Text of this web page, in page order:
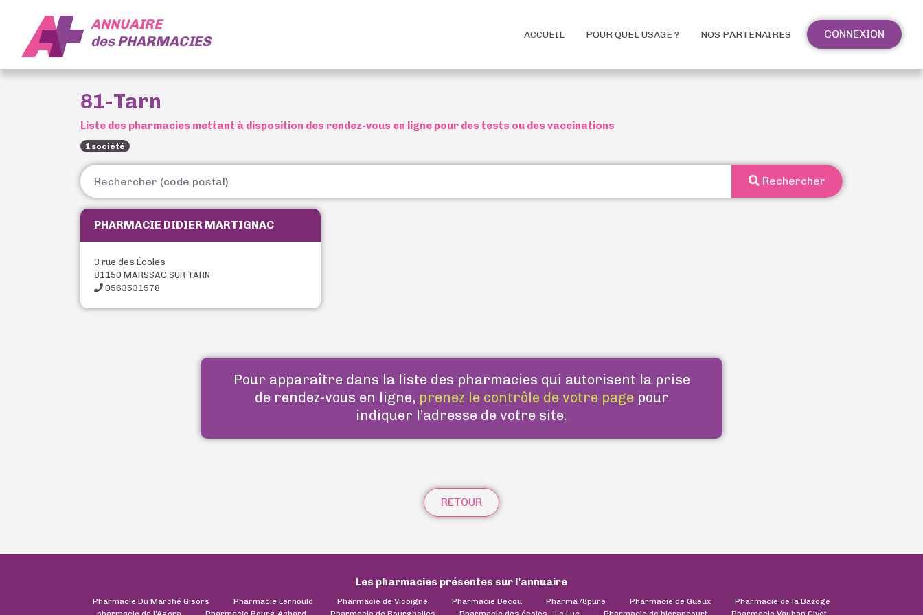
ANNUAIRE
desPHARMACIES ACCUEIL POUR QUEL USAGE ? NOS PARTENAIRES CONNEXION
81-Tarn
Liste des pharmacies mettant à disposition des rendez-vous en ligne pour des tests ou des vaccinations
1 société
Rechercher
PHARMACIE DIDIER MARTIGNAC
3 rue des Écoles
81150 MARSSAC SUR TARN
0563531578
Pour apparaître dans la liste des pharmacies qui autorisent la prise
de rendez-vous en ligne, prenez le contrôle de votre page pour
indiquer l’adresse de votre site.
RETOUR
Les pharmacies présentes sur l’annuaire
Pharmacie Du Marché Gisors Pharmacie Lernould Pharmacie de Vicoigne Pharmacie Decou Pharma78pure Pharmacie de Gueux
Pharmacie de la Bazoge